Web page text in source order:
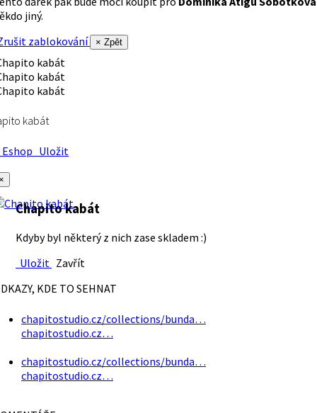
jiný.
zablokování
× Zpět
kabát
Uložit
Chapito kabát
Kdyby byl některý z nich zase skladem :)
Uložit Zavřít
KDE TO SEHNAT
chapitostudio.cz/collections/bunda…
chapitostudio.cz…
chapitostudio.cz/collections/bunda…
chapitostudio.cz…